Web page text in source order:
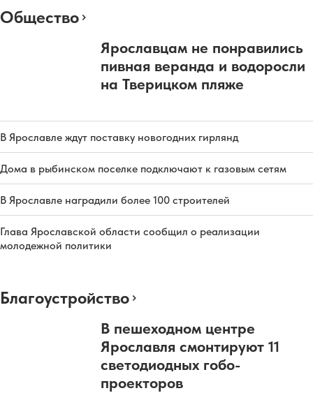
Общество
Ярославцам не понравились
пивная веранда и водоросли
на Тверицком пляже
В Ярославле ждут поставку новогодних гирлянд
Дома в рыбинском поселке подключают к газовым сетям
В Ярославле наградили более 100 строителей
Глава Ярославской области сообщил о реализации
молодежной политики
Благоустройство
В пешеходном центре
Ярославля смонтируют 11
светодиодных гобо-
проекторов